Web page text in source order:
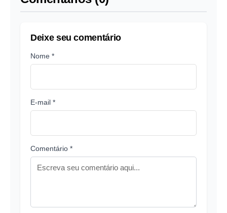
Deixe seu comentário
Nome *
E-mail *
Comentário *